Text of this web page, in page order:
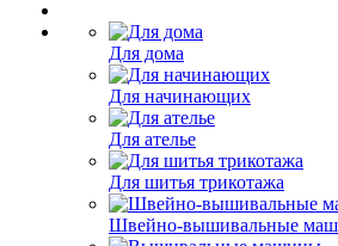
Для дома
Для начинающих
Для ателье
Для шитья трикотажа
Швейно-вышивальные